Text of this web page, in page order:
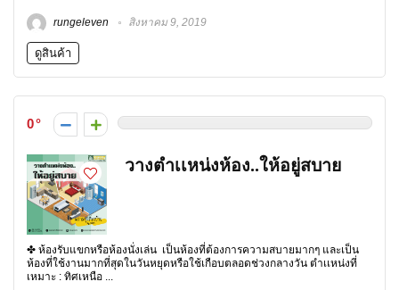
rungeleven สิงหาคม 9, 2019
ดูสินค้า
0
วางตำเเหน่งห้อง..ให้อยู่สบาย
✤ ห้องรับแขกหรือห้องนั่งเล่น เป็นห้องที่ต้องการความสบายมากๆ และเป็น
ห้องที่ใช้งานมากที่สุดในวันหยุดหรือใช้เกือบตลอดช่วงกลางวัน ตำเเหน่งที่
เหมาะ : ทิศเหนือ ...